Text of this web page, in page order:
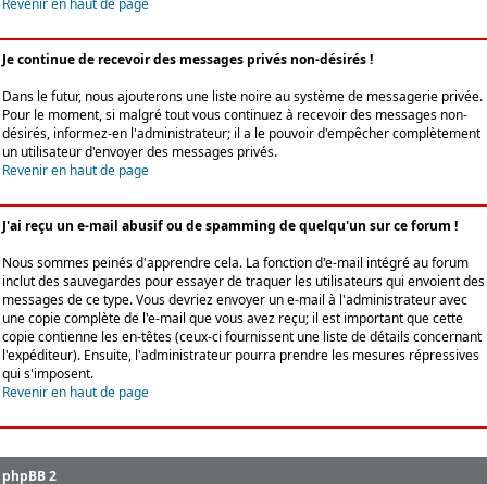
Revenir en haut de page
Je continue de recevoir des messages privés non-désirés !
Dans le futur, nous ajouterons une liste noire au système de messagerie privée.
Pour le moment, si malgré tout vous continuez à recevoir des messages non-
désirés, informez-en l'administrateur; il a le pouvoir d'empêcher complètement
un utilisateur d'envoyer des messages privés.
Revenir en haut de page
J'ai reçu un e-mail abusif ou de spamming de quelqu'un sur ce forum !
Nous sommes peinés d'apprendre cela. La fonction d'e-mail intégré au forum
inclut des sauvegardes pour essayer de traquer les utilisateurs qui envoient des
messages de ce type. Vous devriez envoyer un e-mail à l'administrateur avec
une copie complète de l'e-mail que vous avez reçu; il est important que cette
copie contienne les en-têtes (ceux-ci fournissent une liste de détails concernant
l'expéditeur). Ensuite, l'administrateur pourra prendre les mesures répressives
qui s'imposent.
Revenir en haut de page
phpBB 2